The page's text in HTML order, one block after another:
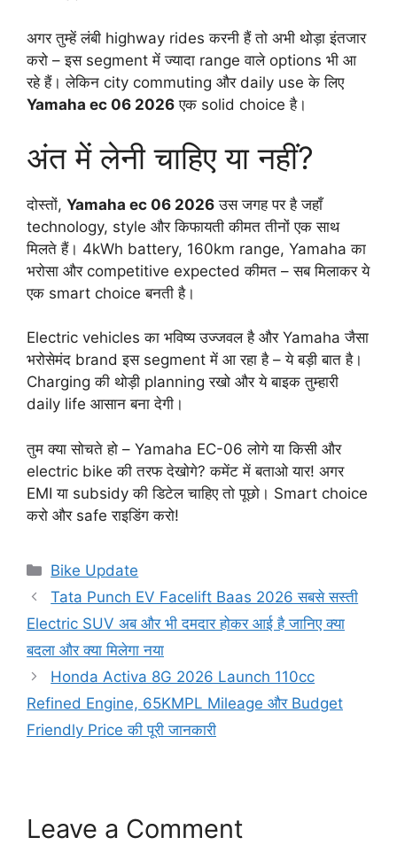
अगर तुम्हें लंबी highway rides करनी हैं तो अभी थोड़ा इंतजार
करो – इस segment में ज्यादा range वाले options भी आ
रहे हैं। लेकिन city commuting और daily use के लिए
Yamaha ec 06 2026 एक solid choice है।
अंत में लेनी चाहिए या नहीं?
दोस्तों, Yamaha ec 06 2026 उस जगह पर है जहाँ
technology, style और किफायती कीमत तीनों एक साथ
मिलते हैं। 4kWh battery, 160km range, Yamaha का
भरोसा और competitive expected कीमत – सब मिलाकर ये
एक smart choice बनती है।
Electric vehicles का भविष्य उज्जवल है और Yamaha जैसा
भरोसेमंद brand इस segment में आ रहा है – ये बड़ी बात है।
Charging की थोड़ी planning रखो और ये बाइक तुम्हारी
daily life आसान बना देगी।
तुम क्या सोचते हो – Yamaha EC-06 लोगे या किसी और
electric bike की तरफ देखोगे? कमेंट में बताओ यार! अगर
EMI या subsidy की डिटेल चाहिए तो पूछो। Smart choice
करो और safe राइडिंग करो!
Categories
Bike Update
Tata Punch EV Facelift Baas 2026 सबसे सस्ती
Electric SUV अब और भी दमदार होकर आई है जानिए क्या
बदला और क्या मिलेगा नया
Honda Activa 8G 2026 Launch 110cc
Refined Engine, 65KMPL Mileage और Budget
Friendly Price की पूरी जानकारी
Leave a Comment